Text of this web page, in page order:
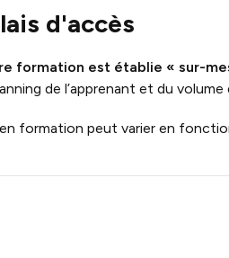
d'accès
formation est établie « sur-
de l’apprenant et du volume
en formation peut varier en